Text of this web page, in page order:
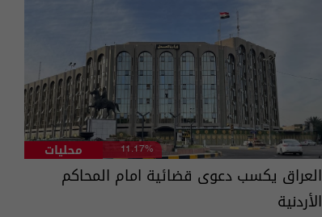
محليات 11.17%
العراق يكسب دعوى قضائية امام المحاكم
الأردنية